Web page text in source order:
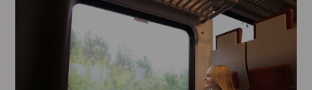
Opettaja
Opiskelija
Huoltaja
Kokeilutarjous